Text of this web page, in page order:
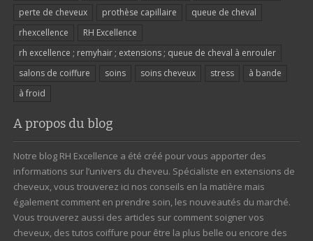
perte de cheveux
prothèse capillaire
queue de cheval
rhexcellence
RH Excellence
rh excellence ; remyhair ; extensions ; queue de cheval à enrouler
salons de coiffure
soins soins cheveux stress
à bande
à froid
A propos du blog
Notre blog RH Excellence a été créé pour vous apporter des
informations sur l’univers du cheveu. Spécialiste en extensions de
cheveux, vous trouverez ici nos conseils en la matière mais
également comment en prendre soin, les nouveautés du marché.
Vous trouverez aussi des articles sur comment soigner vos
cheveux, des tutos coiffure pour être la plus belle ou encore des